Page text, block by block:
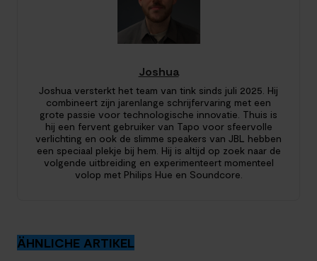
Joshua
Joshua versterkt het team van tink sinds juli 2025. Hij
combineert zijn jarenlange schrijfervaring met een
grote passie voor technologische innovatie. Thuis is
hij een fervent gebruiker van Tapo voor sfeervolle
verlichting en ook de slimme speakers van JBL hebben
een speciaal plekje bij hem. Hij is altijd op zoek naar de
volgende uitbreiding en experimenteert momenteel
volop met Philips Hue en Soundcore.
ÄHNLICHE ARTIKEL